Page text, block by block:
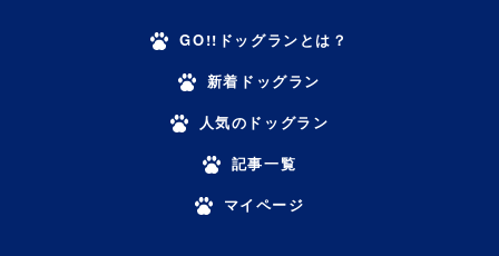
GO!!ドッグランとは？
新着ドッグラン
人気のドッグラン
記事一覧
マイページ